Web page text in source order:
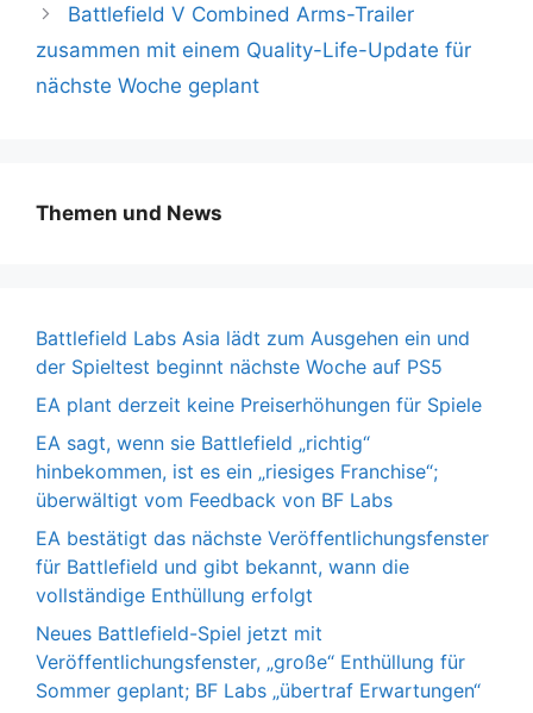
Battlefield V Combined Arms-Trailer
zusammen mit einem Quality-Life-Update für
nächste Woche geplant
Themen und News
Battlefield Labs Asia lädt zum Ausgehen ein und
der Spieltest beginnt nächste Woche auf PS5
EA plant derzeit keine Preiserhöhungen für Spiele
EA sagt, wenn sie Battlefield „richtig“
hinbekommen, ist es ein „riesiges Franchise“;
überwältigt vom Feedback von BF Labs
EA bestätigt das nächste Veröffentlichungsfenster
für Battlefield und gibt bekannt, wann die
vollständige Enthüllung erfolgt
Neues Battlefield-Spiel jetzt mit
Veröffentlichungsfenster, „große“ Enthüllung für
Sommer geplant; BF Labs „übertraf Erwartungen“